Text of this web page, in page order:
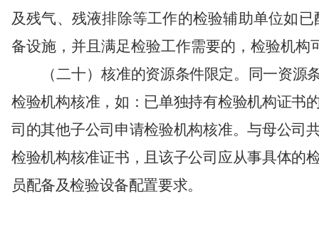
及残气、残液排除等工作的检验辅助单位如
备设施，并且满足检验工作需要的，检验机构
（二十）核准的资源条件限定。 同一资源
检验机构核准 ， 如：已单独持有检验机构证书
司的其他子公司申请检验机构核准。与母公司
检验机构核准证书 ， 且该子公司 应从事具体的
员配备及检验设备配置要求。